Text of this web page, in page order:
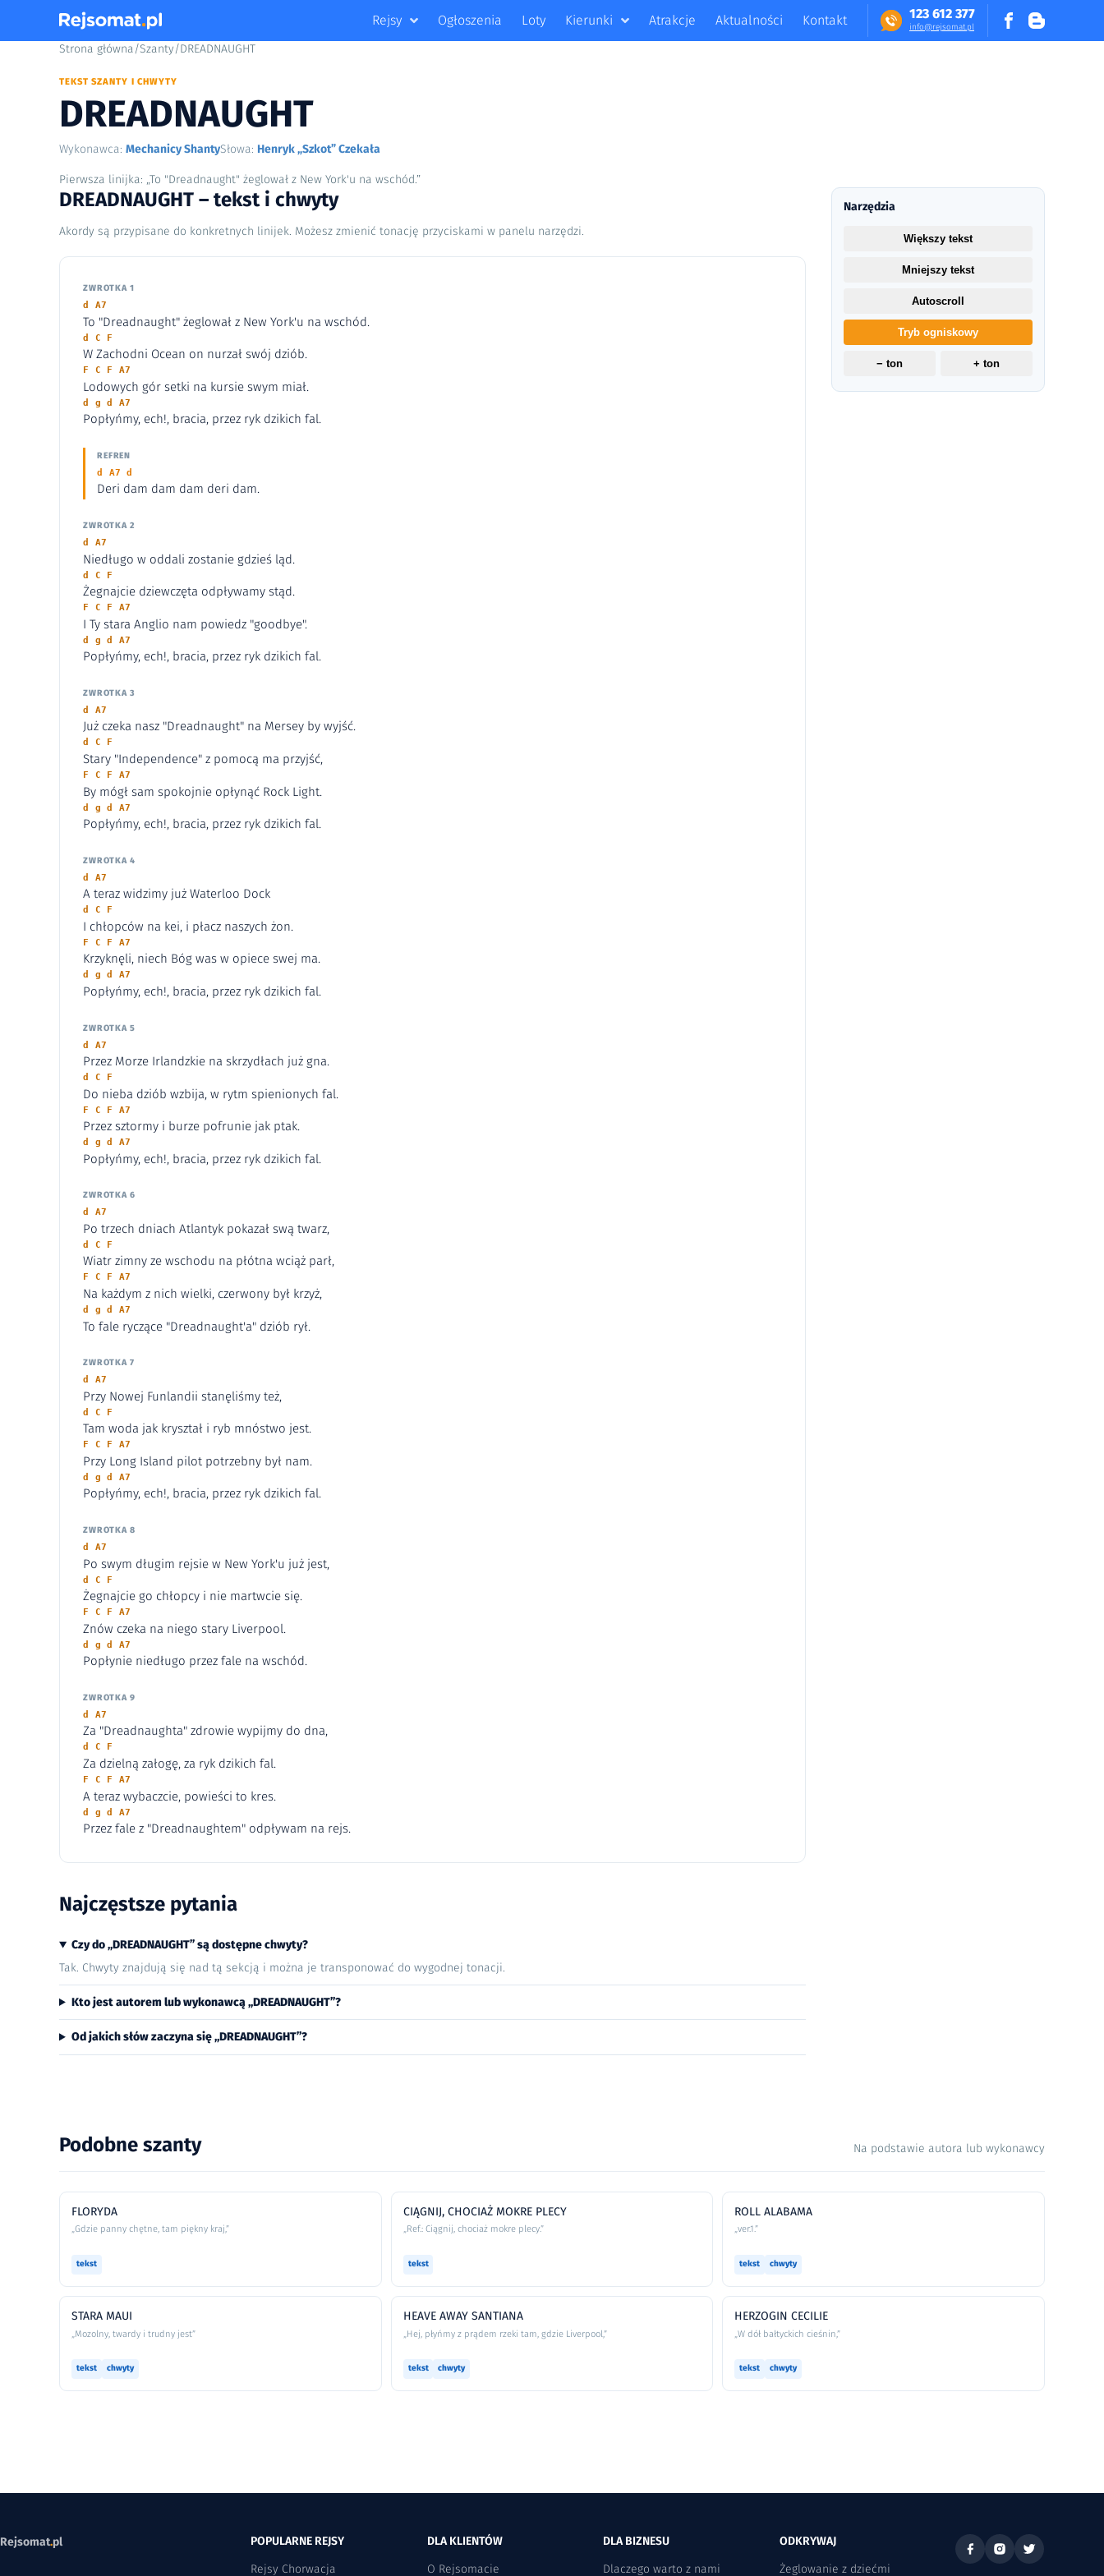
123 612 377
in​fo​@​​rej​somat​.​pl
Rejsy Ogłoszenia Loty Kierunki Atrakcje Aktualności Kontakt
Strona główna/Szanty/DREADNAUGHT
TEKST SZANTY I CHWYTY
DREADNAUGHT
Wykonawca: Mechanicy ShantySłowa: Henryk „Szkot” Czekała
Pierwsza linijka: „To "Dreadnaught" żeglował z New York'u na wschód.”
DREADNAUGHT – tekst i chwyty
Akordy są przypisane do konkretnych linijek. Możesz zmienić tonację przyciskami w panelu narzędzi.
ZWROTKA 1
d A7
To "Dreadnaught" żeglował z New York'u na wschód.
d C F
W Zachodni Ocean on nurzał swój dziób.
F C F A7
Lodowych gór setki na kursie swym miał.
d g d A7
Popłyńmy, ech!, bracia, przez ryk dzikich fal.
REFREN
d A7 d
Deri dam dam dam deri dam.
ZWROTKA 2
d A7
Niedługo w oddali zostanie gdzieś ląd.
d C F
Żegnajcie dziewczęta odpływamy stąd.
F C F A7
I Ty stara Anglio nam powiedz "goodbye".
d g d A7
Popłyńmy, ech!, bracia, przez ryk dzikich fal.
ZWROTKA 3
d A7
Już czeka nasz "Dreadnaught" na Mersey by wyjść.
d C F
Stary "Independence" z pomocą ma przyjść,
F C F A7
By mógł sam spokojnie opłynąć Rock Light.
d g d A7
Popłyńmy, ech!, bracia, przez ryk dzikich fal.
ZWROTKA 4
d A7
A teraz widzimy już Waterloo Dock
d C F
I chłopców na kei, i płacz naszych żon.
F C F A7
Krzyknęli, niech Bóg was w opiece swej ma.
d g d A7
Popłyńmy, ech!, bracia, przez ryk dzikich fal.
ZWROTKA 5
d A7
Przez Morze Irlandzkie na skrzydłach już gna.
d C F
Do nieba dziób wzbija, w rytm spienionych fal.
F C F A7
Przez sztormy i burze pofrunie jak ptak.
d g d A7
Popłyńmy, ech!, bracia, przez ryk dzikich fal.
ZWROTKA 6
d A7
Po trzech dniach Atlantyk pokazał swą twarz,
d C F
Wiatr zimny ze wschodu na płótna wciąż parł,
F C F A7
Na każdym z nich wielki, czerwony był krzyż,
d g d A7
To fale ryczące "Dreadnaught'a" dziób rył.
ZWROTKA 7
d A7
Przy Nowej Funlandii stanęliśmy też,
d C F
Tam woda jak kryształ i ryb mnóstwo jest.
F C F A7
Przy Long Island pilot potrzebny był nam.
d g d A7
Popłyńmy, ech!, bracia, przez ryk dzikich fal.
ZWROTKA 8
d A7
Po swym długim rejsie w New York'u już jest,
d C F
Żegnajcie go chłopcy i nie martwcie się.
F C F A7
Znów czeka na niego stary Liverpool.
d g d A7
Popłynie niedługo przez fale na wschód.
ZWROTKA 9
d A7
Za "Dreadnaughta" zdrowie wypijmy do dna,
d C F
Za dzielną załogę, za ryk dzikich fal.
F C F A7
A teraz wybaczcie, powieści to kres.
d g d A7
Przez fale z "Dreadnaughtem" odpływam na rejs.
Najczęstsze pytania
Czy do „DREADNAUGHT” są dostępne chwyty?
Tak. Chwyty znajdują się nad tą sekcją i można je transponować do wygodnej tonacji.
Kto jest autorem lub wykonawcą „DREADNAUGHT”?
Od jakich słów zaczyna się „DREADNAUGHT”?
Narzędzia
Większy tekst
Mniejszy tekst
Autoscroll
Tryb ogniskowy
− ton + ton
Podobne szanty Na podstawie autora lub wykonawcy
FLORYDA
„Gdzie panny chętne, tam piękny kraj,”
tekst
CIĄGNIJ, CHOCIAŻ MOKRE PLECY
„Ref.: Ciągnij, chociaż mokre plecy.”
tekst
ROLL ALABAMA
„ver.1.”
tekst chwyty
STARA MAUI
„Mozolny, twardy i trudny jest”
tekst chwyty
HEAVE AWAY SANTIANA
„Hej, płyńmy z prądem rzeki tam, gdzie Liverpool,”
tekst chwyty
HERZOGIN CECILIE
„W dół bałtyckich cieśnin,”
tekst chwyty
Rejsomat.pl
POPULARNE REJSY
Rejsy Chorwacja
DLA KLIENTÓW
O Rejsomacie
DLA BIZNESU
Dlaczego warto z nami
ODKRYWAJ
Żeglowanie z dziećmi